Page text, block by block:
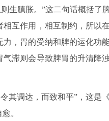
生䐜胀。”这二句话概括了
互作用，相互制约，所以
，胃的受纳和脾的运化功
滞则会导致脾胃的升清降
其调达，而致和平”，这是
。